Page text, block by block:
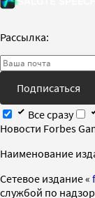
Рассылка:
Подписаться
Все сразу
Новости Forbes
Наименование
Cетевое издание «
службой по